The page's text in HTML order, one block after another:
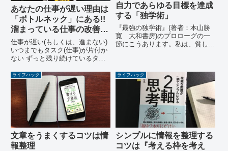
あなたの仕事が遅い理由は
「ボトルネック」にある!!
溜まっている仕事の改善方
法
仕事が遅い(もしくは、進まない)
いつまでもタスク(仕事)が片付か
ない ずっと残り続けているタス
っているのが、いわゆる「ボトル
ネック」です。今回は、「ボトル
ネックについての解説」と「ボト
ルネックをわかりやすく...
自力であらゆる目標を達成
する「独学術」
『最強の独学術』(著者：本山勝
寛 大和書房)のプロローグの一
節にこうあります。私は、貧しい
アルバイトを続けてきました。
(中略)塾や予備校に通うことは
ライフハック
文章をうまくするコツは情
報整理
ライフハック
シンプルに情報を整理する
コツは『考える枠を考え